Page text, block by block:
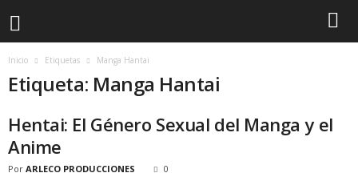
Inicio Etiquetas Manga Hantai
Etiqueta: Manga Hantai
Hentai: El Género Sexual del Manga y el
Anime
Por ARLECO PRODUCCIONES 0